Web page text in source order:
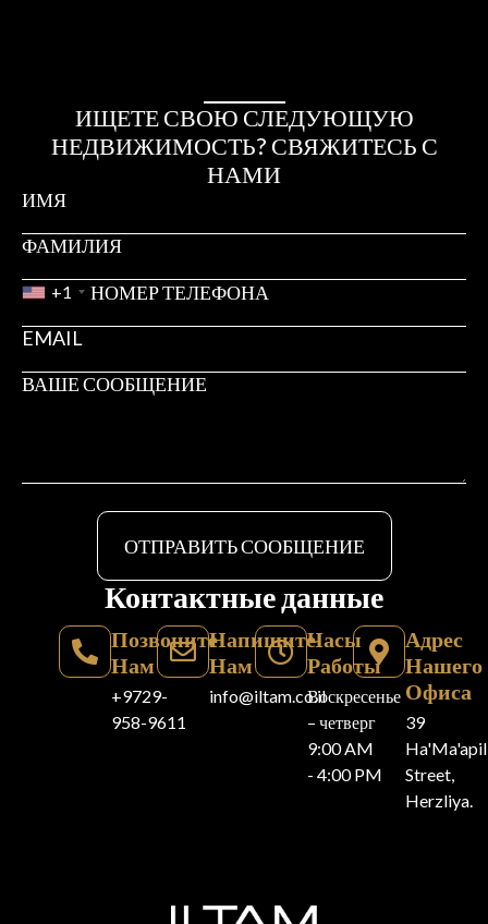
ИЩЕТЕ СВОЮ СЛЕДУЮЩУЮ
НЕДВИЖИМОСТЬ? СВЯЖИТЕСЬ С
НАМИ
+1
ОТПРАВИТЬ СООБЩЕНИЕ
Контактные данные
Позвоните
Нам
+9729-
958-9611
Напишите
Нам
info@iltam.co.il
Часы
Работы
Воскресенье
– четверг
9:00 AM
- 4:00 PM
Адрес
Нашего
Офиса
39
Street,
Herzliya.